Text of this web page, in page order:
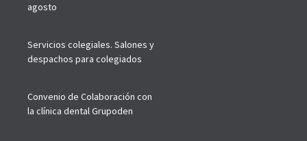
agosto
Servicios colegiales. Salones y
despachos para colegiados
Convenio de Colaboración con
la clínica dental Grupoden